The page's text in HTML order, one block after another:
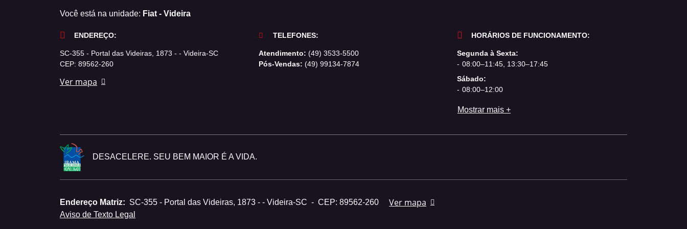
Você está na unidade: Fiat - Videira
ENDEREÇO:
SC-355 - Portal das Videiras, 1873 - - Videira-SC
CEP: 89562-260
Ver mapa
TELEFONES:
Atendimento: (49) 3533-5500
Pós-Vendas: (49) 99134-7874
HORÁRIOS DE FUNCIONAMENTO:
Segunda à Sexta:
08:00–11:45, 13:30–17:45
Sábado:
08:00–12:00
Mostrar mais +
DESACELERE. SEU BEM MAIOR É A VIDA.
Endereço Matriz: SC-355 - Portal das Videiras, 1873 - - Videira-SC - CEP: 89562-260 Ver mapa
Aviso de Texto Legal